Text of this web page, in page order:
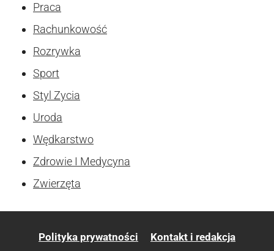
Praca
Rachunkowość
Rozrywka
Sport
Styl Zycia
Uroda
Wędkarstwo
Zdrowie I Medycyna
Zwierzęta
Polityka prywatności Kontakt i redakcja